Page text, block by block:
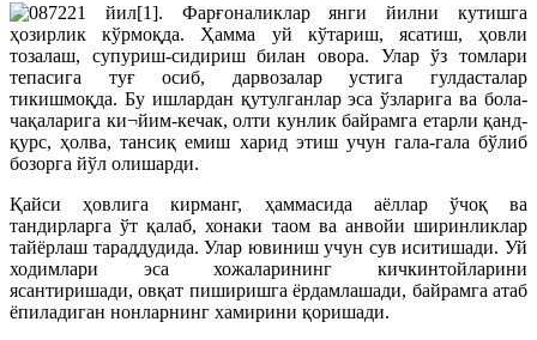
221 йил[1]. Фарғоналиклар янги йилни кутишга
ҳозирлик кўрмоқда. Ҳамма уй кўтариш, ясатиш, ҳовли
тозалаш, супуриш-сидириш билан овора. Улар ўз томлари
тепасига туғ осиб, дарвозалар устига гулдасталар
тикишмоқда. Бу ишлардан қутулганлар эса ўзларига ва бола-
чақаларига ки¬йим-кечак, олти кунлик байрамга етарли қанд-
қурс, ҳолва, тансиқ емиш харид этиш учун гала-гала бўлиб
бозорга йўл олишарди.
Қайси ҳовлига кирманг, ҳаммасида аёллар ўчоқ ва
тандирларга ўт қалаб, хонаки таом ва анвойи ширинликлар
тайёрлаш тараддудида. Улар ювиниш учун сув иситишади. Уй
ходимлари эса хожаларининг кичкинтойларини
ясантиришади, овқат пиширишга ёрдамлашади, байрамга атаб
ёпиладиган нонларнинг хамирини қоришади.